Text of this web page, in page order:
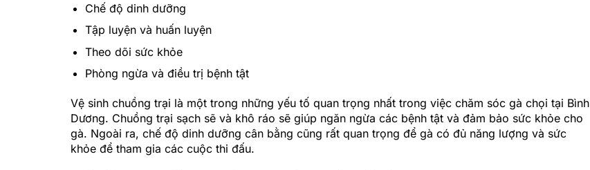
Chế độ dinh dưỡng
Tập luyện và huấn luyện
Theo dõi sức khỏe
Phòng ngừa và điều trị bệnh tật
Vệ sinh chuồng trại là một trong những yếu tố quan trọng nhất trong việc chăm sóc gà chọi tại Bình
Dương. Chuồng trại sạch sẽ và khô ráo sẽ giúp ngăn ngừa các bệnh tật và đảm bảo sức khỏe cho
gà. Ngoài ra, chế độ dinh dưỡng cân bằng cũng rất quan trọng để gà có đủ năng lượng và sức
khỏe để tham gia các cuộc thi đấu.